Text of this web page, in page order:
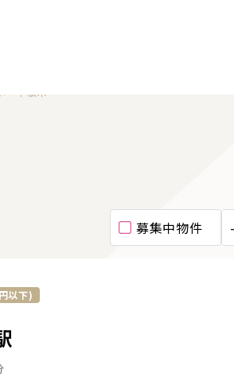
舗での飲食店開
千駄木
募集中物件
以下)